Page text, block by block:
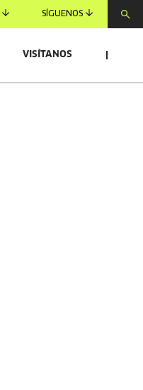
SÍGUENOS
VISÍTANOS